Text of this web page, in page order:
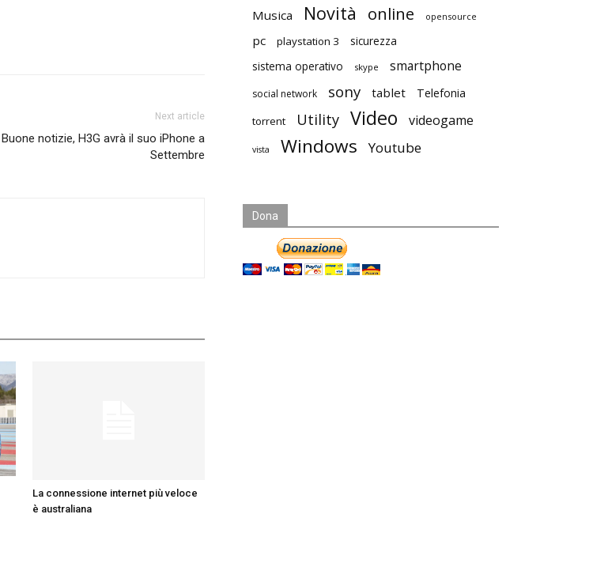
Next article
Buone notizie, H3G avrà il suo iPhone a
Settembre
La connessione internet più veloce
è australiana
Musica
Novità online opensource
pc playstation 3
sicurezza
sistema operativo
skype smartphone
social network sony tablet Telefonia
torrent Utility Video videogame
vista Windows Youtube
Dona